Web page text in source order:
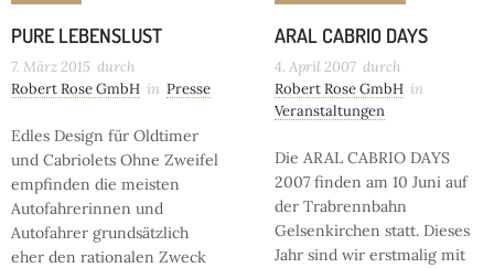
PURE LEBENSLUST
7. März 2015 durch
Robert Rose GmbH in Presse
Edles Design für Oldtimer
und Cabriolets Ohne Zweifel
empfinden die meisten
Autofahrerinnen und
Autofahrer grundsätzlich
eher den rationalen Zweck
ARAL CABRIO DAYS
4. April 2007 durch
Robert Rose GmbH in
Veranstaltungen
Die ARAL CABRIO DAYS
2007 finden am 10 Juni auf
der Trabrennbahn
Gelsenkirchen statt. Dieses
Jahr sind wir erstmalig mit